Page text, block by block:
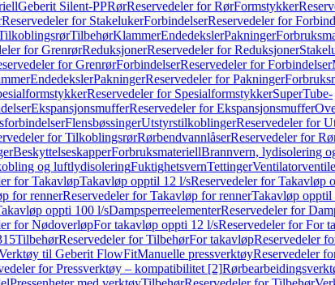
Geberit Silent-PPRørReservedeler for RørFormstykker
Reservedeler for StakelukerForbindelserReservedeler for
TilbehørKlammerEndedekslerPakninger
for GrenrørReduksjonerReservedeler for Reduksjoner
for GrenrørForbindelserReservedeler for Forbindelser
EndedekslerPakningerReservedeler for Pakninger
Reservedeler for SpesialformstykkerSuperTube-
EkspansjonsmufferReservedeler for Ekspansjonsmuffer
FlensbøssingerUtstyrstilkoblingerReservedeler for
for TilkoblingsrørRørbendvannlåserReservedeler for
BeskyttelseskapperForbruksmateriellBrannvern, lydisolering
og luftlydisoleringFuktighetsvernTettinger
for TakavløpTakavløp opptil 12 l/sReservedeler for Takavløp
for rennerReservedeler for Takavløp for rennerTakavløp opptil
oppti 100 l/sDampsperreelementerReservedeler for
for NødoverløpFor takavløp oppti 12 l/sReservedeler for For
TilbehørReservedeler for TilbehørFor takavløpReservedeler
til Geberit FlowFitManuelle pressverktøyReservedeler
for Pressverktøy – kompatibilitet [2]